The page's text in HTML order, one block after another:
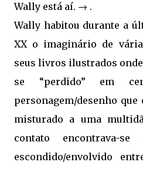
Wally está aí. → .
Wally habitou durante a
XX o imaginário de
seus livros ilustrados
se “perdido” em
personagem/desenho
misturado a uma
contato encontrava-
escondido/envolvido